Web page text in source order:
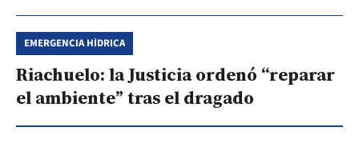
EMERGENCIA HÍDRICA
Riachuelo: la Justicia ordenó “reparar
el ambiente” tras el dragado